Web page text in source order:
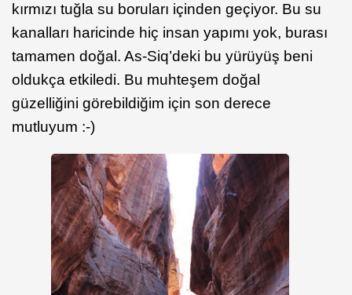
kırmızı tuğla su boruları içinden geçiyor. Bu su
kanalları haricinde hiç insan yapımı yok, burası
tamamen doğal. As-Siq’deki bu yürüyüş beni
oldukça etkiledi. Bu muhteşem doğal
güzelliğini görebildiğim için son derece
mutluyum :-)